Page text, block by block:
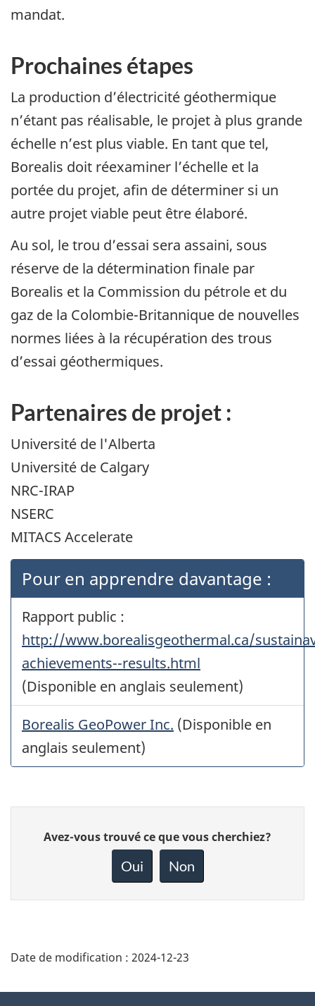
mandat.
Prochaines étapes
La production d’électricité géothermique
n’étant pas réalisable, le projet à plus grande
échelle n’est plus viable. En tant que tel,
Borealis doit réexaminer l’échelle et la
portée du projet, afin de déterminer si un
autre projet viable peut être élaboré.
Au sol, le trou d’essai sera assaini, sous
réserve de la détermination finale par
Borealis et la Commission du pétrole et du
gaz de la Colombie-Britannique de nouvelles
normes liées à la récupération des trous
d’essai géothermiques.
Partenaires de projet :
Université de l'Alberta
Université de Calgary
NRC-IRAP
NSERC
MITACS Accelerate
Pour en apprendre davantage :
Rapport public :
http://www.borealisgeothermal.ca/
achievements--results.html
(Disponible en anglais seulement)
Borealis GeoPower Inc. (Disponible en
anglais seulement)
Donnez
votre
page
Avez-vous trouvé ce que vous cherchiez?
Oui Non
Date de modification : 2024-12-23